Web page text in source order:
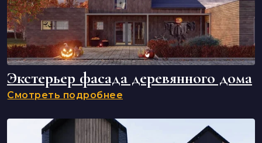
Экстерьер фасада деревянного дома
Смотреть подробнее